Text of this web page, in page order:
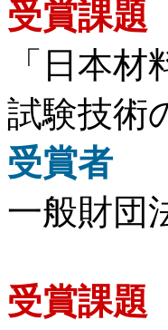
受賞課題
「日本
試験技術
受賞者
一般財
受賞課題